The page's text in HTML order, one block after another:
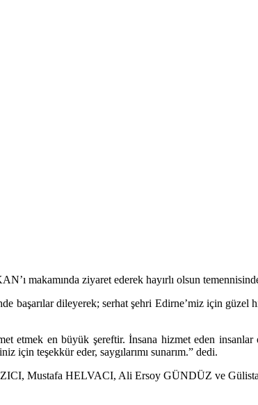
makamında ziyaret ederek hayırlı olsun
dileyerek; serhat şehri Edirne’miz için güzel
en büyük şereftir. İnsana hizmet eden insanlar
için teşekkür eder, saygılarımı sunarım.” dedi.
Mustafa HELVACI, Ali Ersoy GÜNDÜZ ve